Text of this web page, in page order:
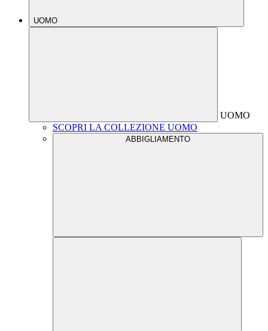
UOMO
UOMO
SCOPRI LA COLLEZIONE UOMO
ABBIGLIAMENTO